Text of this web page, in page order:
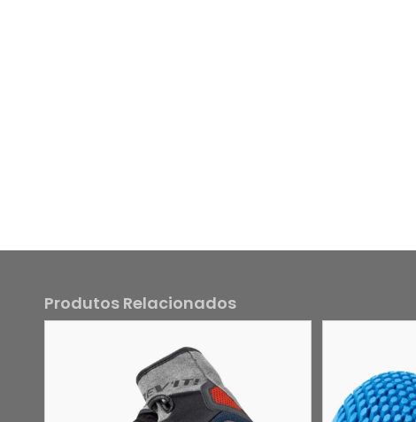
Produtos Relacionados